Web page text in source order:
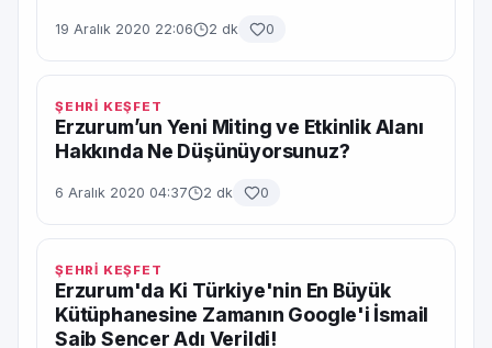
19 Aralık 2020 22:06 2 dk 0
ŞEHRİ KEŞFET
Erzurum’un Yeni Miting ve Etkinlik Alanı
Hakkında Ne Düşünüyorsunuz?
6 Aralık 2020 04:37 2 dk 0
ŞEHRİ KEŞFET
Erzurum'da Ki Türkiye'nin En Büyük
Kütüphanesine Zamanın Google'i İsmail
Saib Sencer Adı Verildi!